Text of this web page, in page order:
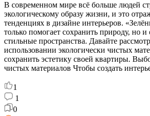
В современном мире всё больше людей
экологическому образу жизни, и это
тенденциях в дизайне интерьеров.
только помогает сохранить природу, но
стильные пространства. Давайте
использовании экологически чистых
сохранить эстетику своей квартиры.
чистых материалов Чтобы создать
1
1
0